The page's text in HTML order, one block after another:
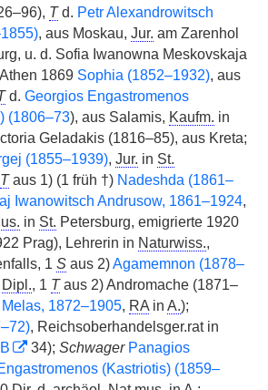
Td. Petr Alexandrowitsch
, aus Moskau, Jur. am Zarenhol
u. d. Sofia Iwanowna Meskovskaja
1869 Sophia (1852–1932), aus
d. Georgios Engastromenos
(1806–73), aus Salamis, Kaufm. in
Geladakis (1816–85), aus Kreta;
(1855–1939), Jur. in St.
Taus 1) (1 früh †) Nadeshda (1861–
Iwanowitsch Andrusow, 1861–1924,
in St. Petersburg, emigrierte 1920
Prag), Lehrerin in Naturwiss.,
1 S aus 2)Agamemnon (1878–
Dipl., 1 Taus 2) Andromache (1871–
Melas, 1872–1905, RA in A.);
, Reichsoberhandelsger.rat in
34); Schwager Panagios
(Kastriotis) (1859–